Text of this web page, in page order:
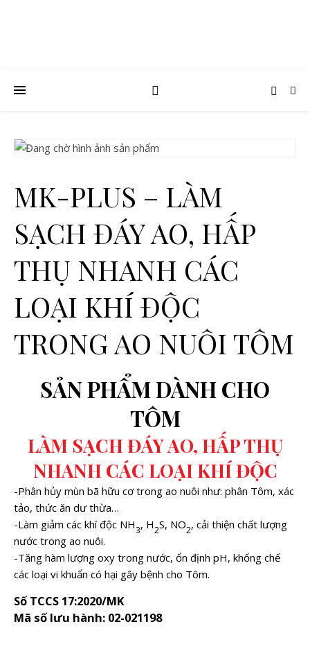
MK-PLUS – LÀM
SẠCH ĐÁY AO, HẤP
THỤ NHANH CÁC
LOẠI KHÍ ĐỘC
TRONG AO NUÔI TÔM
SẢN PHẨM DÀNH CHO
TÔM
LÀM SẠCH ĐÁY AO, HẤP THỤ
NHANH CÁC LOẠI KHÍ ĐỘC
-Phân hủy mùn bã hữu cơ trong ao nuôi như: phân Tôm, xác
tảo, thức ăn dư thừa…
-Làm giảm các khí độc NH3, H2S, NO2, cải thiện chất lượng
nước trong ao nuôi.
-Tăng hàm lượng oxy trong nước, ổn định pH, khống chế
các loại vi khuẩn có hại gây bệnh cho Tôm.
Số TCCS 17:2020/MK
Mã số lưu hành: 02-021198